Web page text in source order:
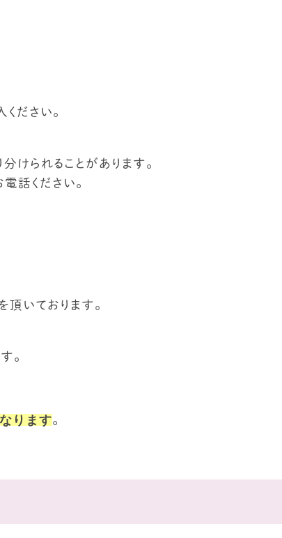
ださい。
けられることがあります。
話ください。
いております。
。
ります。